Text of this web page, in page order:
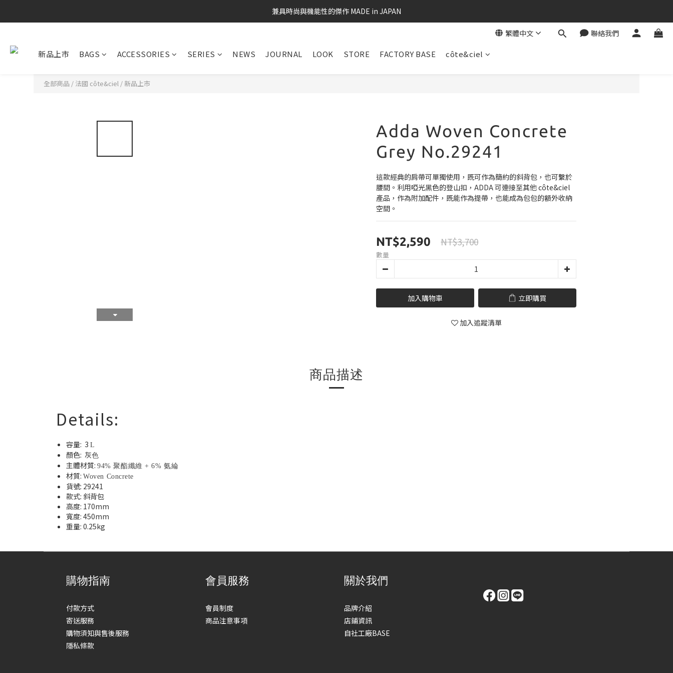
兼具時尚與機能性的傑作 MADE in JAPAN
繁體中文 聯絡我們
新品上市 BAGS ACCESSORIES SERIES NEWS JOURNAL LOOK STORE FACTORY BASE côte&ciel
全部商品 / 法國 côte&ciel /新品上市
Adda Woven Concrete
Grey No.29241
這款經典的肩帶可單獨使用，既可作為簡約的斜背包，也可繫於
腰間。利用啞光黑色的登山扣，ADDA 可連接至其他 côte&ciel
產品，作為附加配件，既能作為提帶，也能成為包包的額外收納
空間。
NT$2,590 NT$3,700
數量
加入購物車 立即購買
加入追蹤清單
商品描述
Details:
容量: 3L
顏色: 灰色
主體材質:94% 聚酯纖維 + 6% 氨綸
材質:Woven Concrete
貨號: 29241
款式: 斜背包
高度: 170mm
寬度: 450mm
重量: 0.25kg
購物指南
付款方式
寄送服務
購物須知與售後服務
隱私條款
會員服務
會員制度
商品注意事項
關於我們
品牌介紹
店鋪資訊
自社工廠BASE